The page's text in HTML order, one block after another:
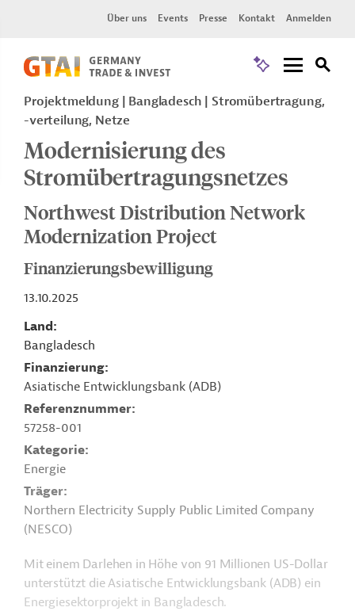
Über uns Events Presse Kontakt Anmelden
Projektmeldung Bangladesch
Stromübertragung,
-verteilung, Netze
Modernisierung des
Stromübertragungsnetzes
Northwest Distribution Network
Modernization Project
Finanzierungsbewilligung
13.10.2025
Land
Bangladesch
Finanzierung
Asiatische Entwicklungsbank (ADB)
Referenznummer
57258-001
Kategorie
Energie
Träger
Northern Electricity Supply Public Limited Company
(NESCO)
Mit einem Darlehen in Höhe von 91 Millionen US-Dollar
unterstützt die Asiatische Entwicklungsbank (ADB) ein
Energiesektorprojekt in Bangladesch.